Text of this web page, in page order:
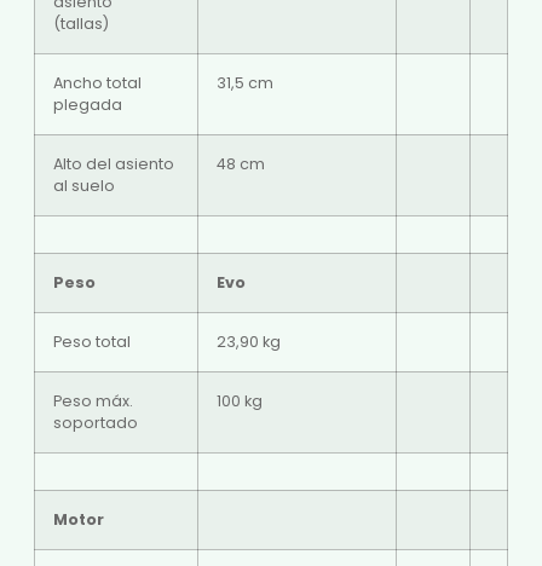
(tallas)
Ancho total
plegada
31,5 cm
Alto del asiento
al suelo
48 cm
Peso Evo
Peso total 23,90 kg
Peso máx.
soportado
100 kg
Motor